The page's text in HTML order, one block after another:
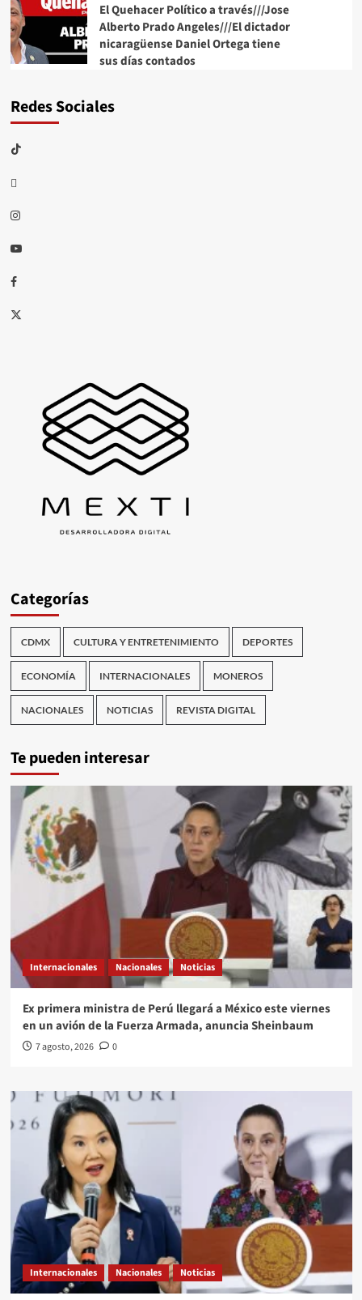
El Quehacer Político a través///Jose
Alberto Prado Angeles///El dictador
nicaragüense Daniel Ortega tiene
sus días contados
Redes Sociales
TikTok
threads
Instagram
Youtube
Facebook
X
Categorías
CDMX CULTURA Y ENTRETENIMIENTO DEPORTES
ECONOMÍA INTERNACIONALES MONEROS
NACIONALES NOTICIAS REVISTA DIGITAL
Te pueden interesar
Internacionales Nacionales Noticias
Ex primera ministra de Perú llegará a México este viernes
en un avión de la Fuerza Armada, anuncia Sheinbaum
7 agosto, 2026 0
Internacionales Nacionales Noticias